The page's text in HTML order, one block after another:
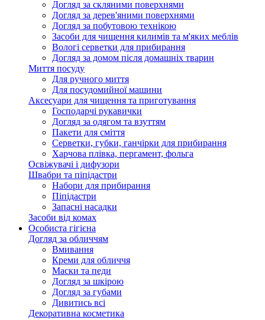
Догляд за скляними поверхнями
Догляд за дерев'яними поверхнями
Догляд за побутовою технікою
Засоби для чищення килимів та м'яких меблів
Вологі серветки для прибирання
Догляд за домом після домашніх тварин
Миття посуду
Для ручного миття
Для посудомийної машини
Аксесуари для чищення та приготування
Господарчі рукавички
Догляд за одягом та взуттям
Пакети для сміття
Серветки, губки, ганчірки для прибирання
Харчова плівка, пергамент, фольга
Освіжувачі і дифузори
Швабри та піпідастри
Набори для прибирання
Піпідастри
Запасні насадки
Засоби від комах
Особиста гігієна
Догляд за обличчям
Вмивання
Креми для обличчя
Маски та педи
Догляд за шкірою
Догляд за губами
Дивитись всі
Декоративна косметика